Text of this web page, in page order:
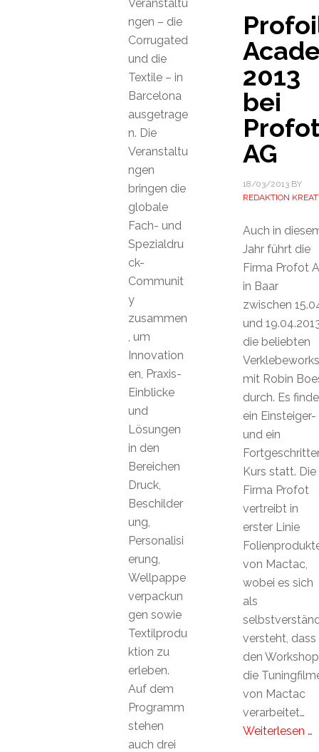
2013
bei
AG
18/03/2013BY
REDAKTION
Auch in
Jahr führt die
Firma Profot
in Baar
zwischen
und
die beliebten
mit Robin
durch. Es
ein Einsteiger-
und ein
Kurs statt. Die
Firma Profot
vertreibt in
erster Linie
von Mactac,
wobei es sich
als
versteht, dass
den
die
von Mactac
verarbeitet…
Weiterlesen …
Veranstaltu
ngen – die
Corrugated
und die
Textile – in
Barcelona
ausgetrage
n. Die
Veranstaltu
ngen
bringen die
globale
Fach- und
Spezialdru
ck-
Communit
y
zusammen
, um
Innovation
en, Praxis-
Einblicke
und
Lösungen
in den
Bereichen
Druck,
Beschilder
ung,
Personalisi
erung,
Wellpappe
verpackun
gen sowie
Textilprodu
ktion zu
erleben.
Auf dem
Programm
stehen
auch drei